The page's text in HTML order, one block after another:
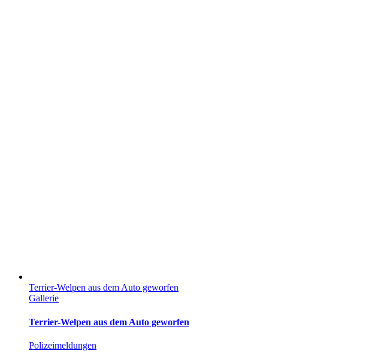
Terrier-Welpen aus dem Auto geworfen
Gallerie
Terrier-Welpen aus dem Auto geworfen
Polizeimeldungen